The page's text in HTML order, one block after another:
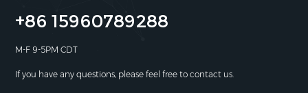
+86 15960789288
M-F 9-5PM CDT
If you have any questions, please feel free to contact us.